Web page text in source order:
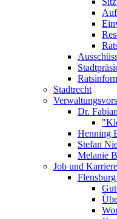
Stadtrecht
Dr.
Henning
Stefan
Melanie
Job und Karriere